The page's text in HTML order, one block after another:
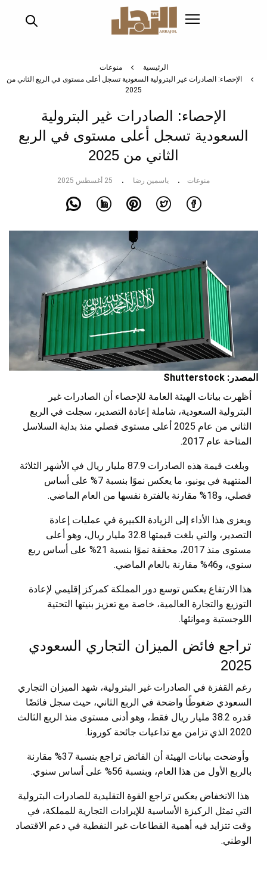
الرئيسية
منوعات
الإحصاء: الصادرات غير البترولية السعودية تسجل أعلى مستوى في الربع الثاني من
2025
الإحصاء: الصادرات غير البترولية
السعودية تسجل أعلى مستوى في الربع
الثاني من 2025
منوعات ياسمين رضا 25 أغسطس 2025
المصدر: Shutterstock
أظهرت بيانات الهيئة العامة للإحصاء أن الصادرات غير
البترولية السعودية، شاملة إعادة التصدير، سجلت في الربع
الثاني من عام 2025 أعلى مستوى فصلي منذ بداية السلاسل
المتاحة عام 2017.
وبلغت قيمة هذه الصادرات 87.9 مليار ريال في الأشهر الثلاثة
المنتهية في يونيو، ما يعكس نموًا بنسبة 7% على أساس
فصلي، و18% مقارنة بالفترة نفسها من العام الماضي.
ويعزى هذا الأداء إلى الزيادة الكبيرة في عمليات إعادة
التصدير، والتي بلغت قيمتها 32.8 مليار ريال، وهو أعلى
مستوى منذ 2017، محققة نموًا بنسبة 21% على أساس ربع
سنوي، و46% مقارنة بالعام الماضي.
هذا الارتفاع يعكس توسع دور المملكة كمركز إقليمي لإعادة
التوزيع والتجارة العالمية، خاصة مع تعزيز بنيتها التحتية
اللوجستية وموانئها.
تراجع فائض الميزان التجاري السعودي
2025
رغم القفزة في الصادرات غير البترولية، شهد الميزان التجاري
السعودي ضغوطًا واضحة في الربع الثاني، حيث سجل فائضًا
قدره 38.2 مليار ريال فقط، وهو أدنى مستوى منذ الربع الثالث
2020 الذي تزامن مع تداعيات جائحة كورونا.
وأوضحت بيانات الهيئة أن الفائض تراجع بنسبة 37% مقارنة
بالربع الأول من هذا العام، وبنسبة 56% على أساس سنوي.
هذا الانخفاض يعكس تراجع القوة التقليدية للصادرات البترولية
التي تمثل الركيزة الأساسية للإيرادات التجارية للمملكة، في
وقت تتزايد فيه أهمية القطاعات غير النفطية في دعم الاقتصاد
الوطني.